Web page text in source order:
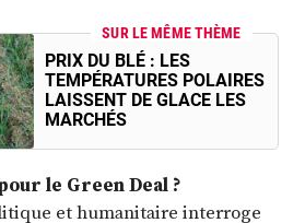
SUR LE MÊME THÈME
PRIX DU BLÉ : LES
TEMPÉRATURES POLAIRES
LAISSENT DE GLACE LES
MARCHÉS
le Green Deal ?
et humanitaire interroge